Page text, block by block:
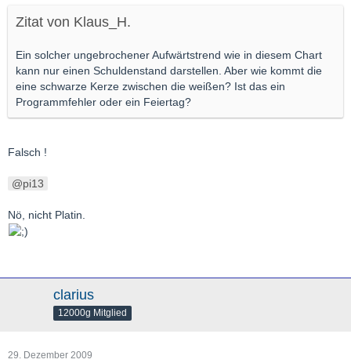
Zitat von Klaus_H.
Ein solcher ungebrochener Aufwärtstrend wie in diesem Chart
kann nur einen Schuldenstand darstellen. Aber wie kommt die
eine schwarze Kerze zwischen die weißen? Ist das ein
Programmfehler oder ein Feiertag?
Falsch !
pi13
Nö, nicht Platin.
clarius
12000g Mitglied
29. Dezember 2009